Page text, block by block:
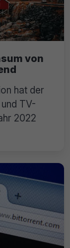
von
hat der
TV-
2022